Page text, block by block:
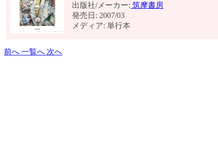
出版社/メーカー: 筑摩書房
発売日: 2007/03
メディア: 単行本
前へ 一覧へ 次へ